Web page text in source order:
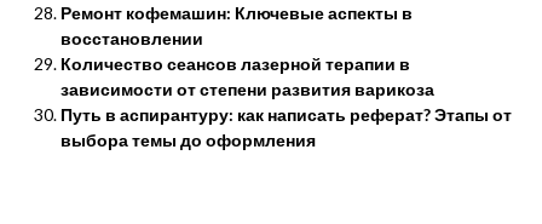
Ремонт кофемашин: Ключевые аспекты в
восстановлении
Количество сеансов лазерной терапии в
зависимости от степени развития варикоза
Путь в аспирантуру: как написать реферат? Этапы от
выбора темы до оформления